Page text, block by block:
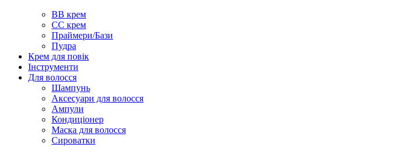
BB крем
CC крем
Праймери/Бази
Пудра
Крем для повік
Інструменти
Для волосся
Шампунь
Аксесуари для волосся
Ампули
Кондиціонер
Маска для волосся
Сироватки